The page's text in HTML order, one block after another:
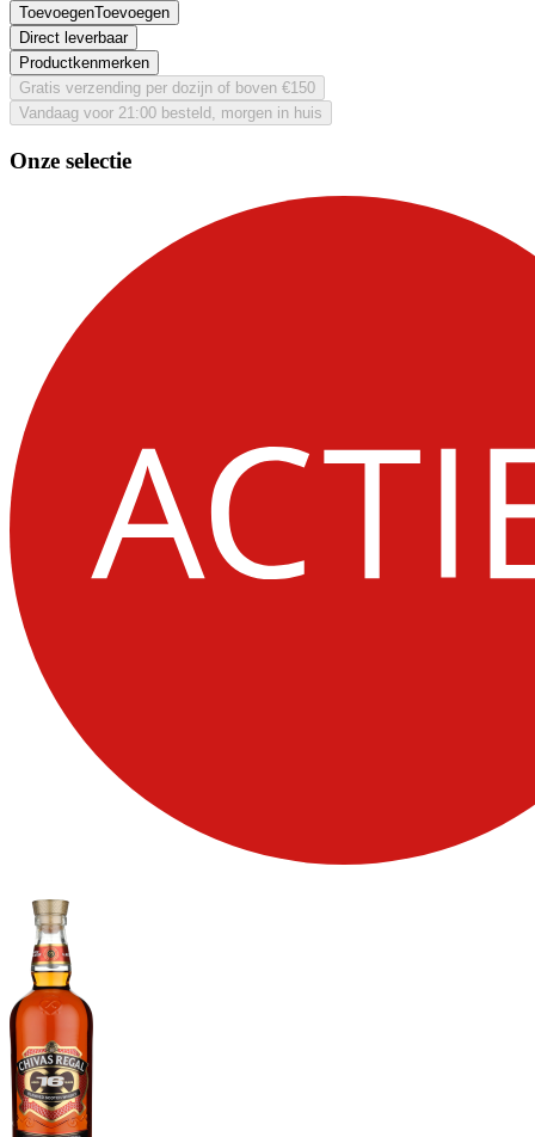
ToevoegenToevoegen
Direct leverbaar
Productkenmerken
Gratis verzending per dozijn of boven €150
Vandaag voor 21:00 besteld, morgen in huis
Onze selectie